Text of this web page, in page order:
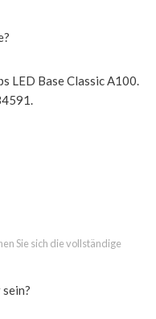
LED Base Classic A100.
Sie sich die vollständige